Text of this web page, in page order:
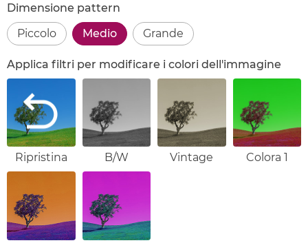
Dimensione pattern
Piccolo
Medio Grande
Applica filtri per modificare i colori dell'immagine
Ripristina B/W Vintage Colora 1